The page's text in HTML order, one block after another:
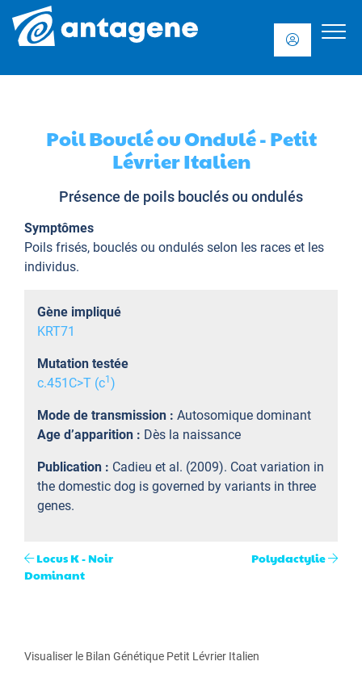
Poil Bouclé ou Ondulé - Petit
Lévrier Italien
Présence de poils bouclés ou ondulés
Symptômes
Poils frisés, bouclés ou ondulés selon les races et les
individus.
Gène impliqué
KRT71
Mutation testée
c.451C>T (c1 )
Mode de transmission : Autosomique dominant
Age d’apparition : Dès la naissance
Publication : Cadieu et al. (2009). Coat variation in
the domestic dog is governed by variants in three
genes.
Locus K - Noir
Dominant
Polydactylie
Visualiser le Bilan Génétique Petit Lévrier Italien